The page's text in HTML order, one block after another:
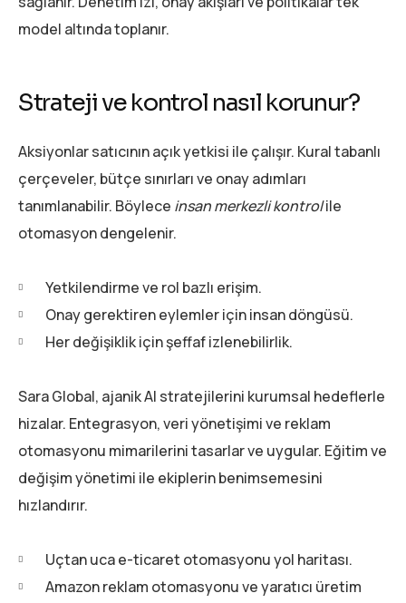
model altında toplanır.
Strateji ve kontrol nasıl korunur?
Aksiyonlar satıcının açık yetkisi ile çalışır. Kural tabanlı
çerçeveler, bütçe sınırları ve onay adımları
tanımlanabilir. Böylece insan merkezli kontrolile
otomasyon dengelenir.
Yetkilendirme ve rol bazlı erişim.
Onay gerektiren eylemler için insan döngüsü.
Her değişiklik için şeffaf izlenebilirlik.
Sara Global, ajanik AI stratejilerini kurumsal hedeflerle
hizalar. Entegrasyon, veri yönetişimi ve reklam
otomasyonu mimarilerini tasarlar ve uygular. Eğitim ve
değişim yönetimi ile ekiplerin benimsemesini
hızlandırır.
Uçtan uca e-ticaret otomasyonu yol haritası.
Amazon reklam otomasyonu ve yaratıcı üretim